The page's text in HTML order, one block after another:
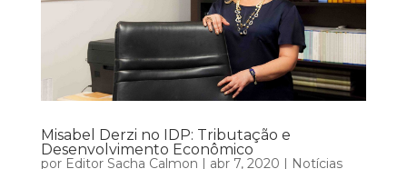
Misabel Derzi no IDP: Tributação e
Desenvolvimento Econômico
por Editor Sacha Calmon | abr 7, 2020 | Notícias